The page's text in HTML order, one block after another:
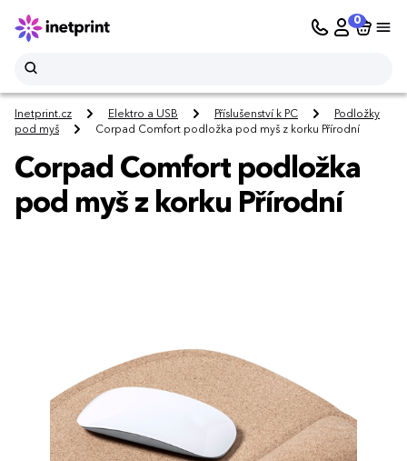
0
Inetprint.cz Elektro a USB Příslušenství k PC
Podložky
pod myš
Corpad Comfort podložka pod myš z korku Přírodní
Corpad Comfort podložka
pod myš z korku Přírodní